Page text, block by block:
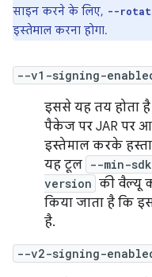
साइन करने के लिए, --
इस्तेमाल करना होगा.
--v1-signing-
इससे यह तय होता
पैकेज पर JAR पर
इस्तेमाल करके
यह टूल --min-
version की वैल्यू
किया जाता है कि
है.
--v2-signing-